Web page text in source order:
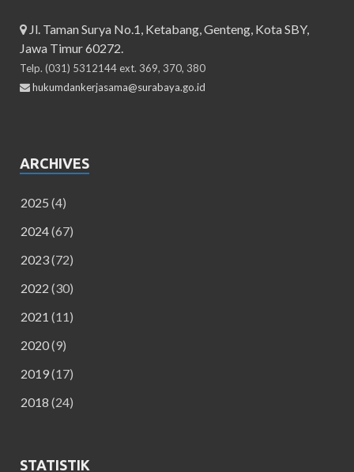
Jl. Taman Surya No.1, Ketabang, Genteng, Kota SBY,
Jawa Timur 60272.
Telp. (031) 5312144 ext. 369, 370, 380
hukumdankerjasama@surabaya.go.id
ARCHIVES
2025 (4)
2024(67)
2023(72)
2022 (30)
2021 (11)
2020(9)
2019(17)
2018 (24)
STATISTIK